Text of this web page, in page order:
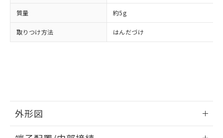
質量 約5g
取りつけ方法 はんだづけ
外形図
マイパーツ機能（部品リスト作成サー
ビス）をご利用いただくには、I-Web
メンバーズにご登録されている必要が
をご了承ください。
用者の範囲」に記載されている法人を
部品在庫の切り替え状況などにより、予定
月が前後することがあります。
EU RoHS指令（10物質）の非含有証明書
51物質の非含有証明書（当社基準）
※本証明書は発行日時点で非含有を証明す
「10」：通常の使用状況下において有害物
質が外部に漏えいし、環境に深刻な影響を
及ぼさない年数を意味します。
「－」：未確認です。当社販売部門へお問
い合わせください。
販売先および販売に係わる関係者が違
法に輸出するおそれがある場合は、取
り引きをいたしません。
受注生産機種、また在庫状況の
情報を公開していない機種